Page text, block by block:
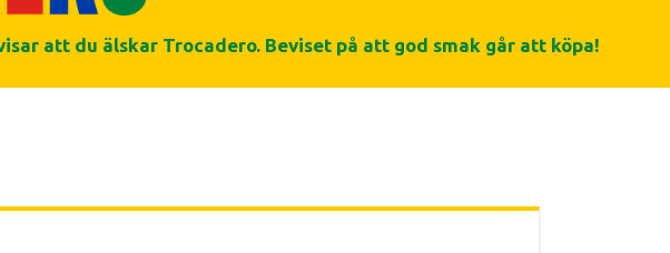
att du älskar Trocadero. Beviset på att god smak går att köpa!